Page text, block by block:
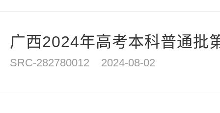
广西2024年高考本科普通批
SRC-282780012 2024-08-02